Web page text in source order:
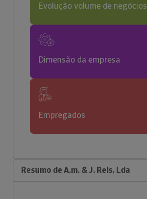
Evolução volume de negócios
Dimensão da empresa
Empregados
Resumo de A.m. & J. Reis, Lda